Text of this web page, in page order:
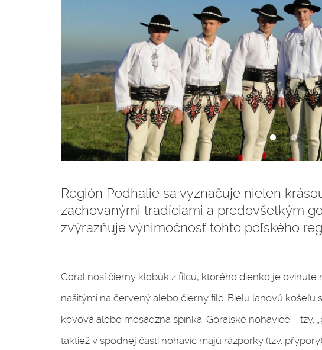
Región Podhalie sa vyznačuje nielen
zachovanými tradíciami a predovšetkým
zvýrazňuje výnimočnosť tohto poľského
Goral nosí čierny klobúk z filcu, ktorého dienko je ovinuté
našitými na červený alebo čierny filc. Bielu lanovú košeľu
kovová alebo mosadzná spinka. Goralské nohavice – tzv.
taktiež v spodnej časti nohavíc majú rázporky (tzv.